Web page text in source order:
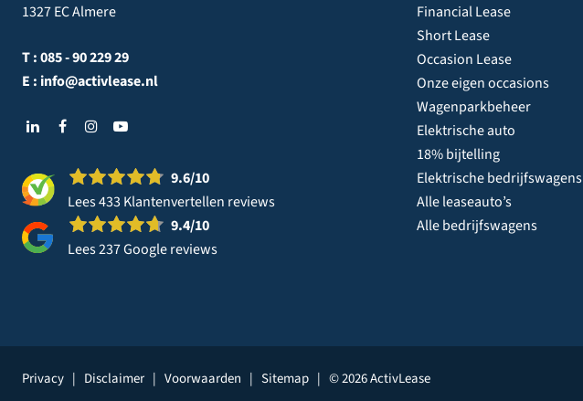
1327 EC Almere
T :085 - 90 229 29
E : info@activlease.nl
9.6/10
Lees 433 Klantenvertellen reviews
9.4/10
Lees 237 Google reviews
Financial Lease
Short Lease
Occasion Lease
Onze eigen occasions
Wagenparkbeheer
Elektrische auto
18% bijtelling
Elektrische bedrijfswagens
Alle leaseauto’s
Alle bedrijfswagens
Privacy | Disclaimer | Voorwaarden | Sitemap | © 2026 ActivLease